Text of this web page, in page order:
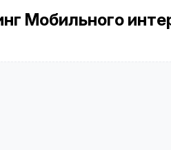
Мобильного